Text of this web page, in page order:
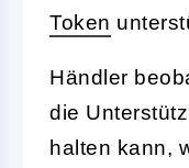
Token
Händler
die
halten kann,